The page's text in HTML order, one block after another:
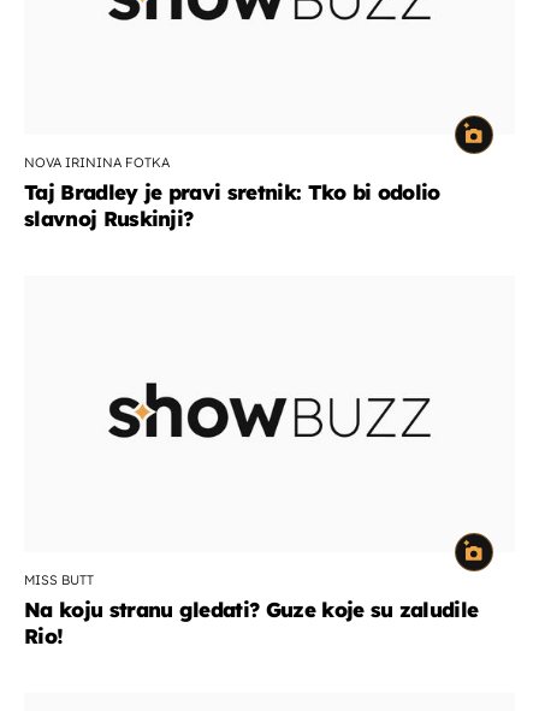
NOVA IRININA FOTKA
Taj Bradley je pravi sretnik: Tko bi odolio
slavnoj Ruskinji?
MISS BUTT
Na koju stranu gledati? Guze koje su zaludile
Rio!